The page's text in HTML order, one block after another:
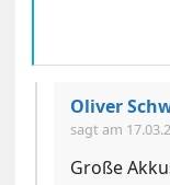
Oliver
sagt am
Große